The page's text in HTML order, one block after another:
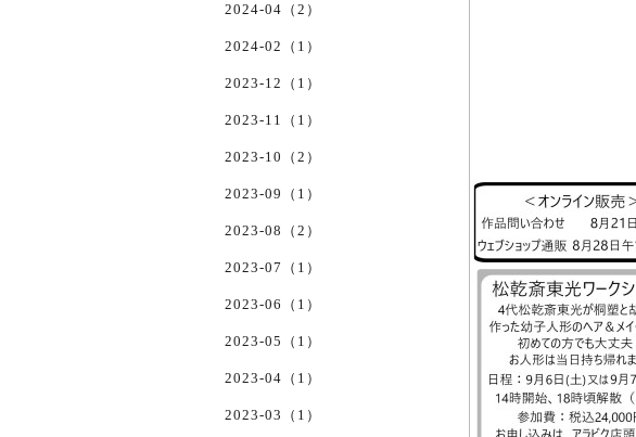
2024-04（2）
2024-02（1）
2023-12（1）
2023-11（1）
2023-10（2）
2023-09（1）
2023-08（2）
2023-07（1）
2023-06（1）
2023-05（1）
2023-04（1）
2023-03（1）